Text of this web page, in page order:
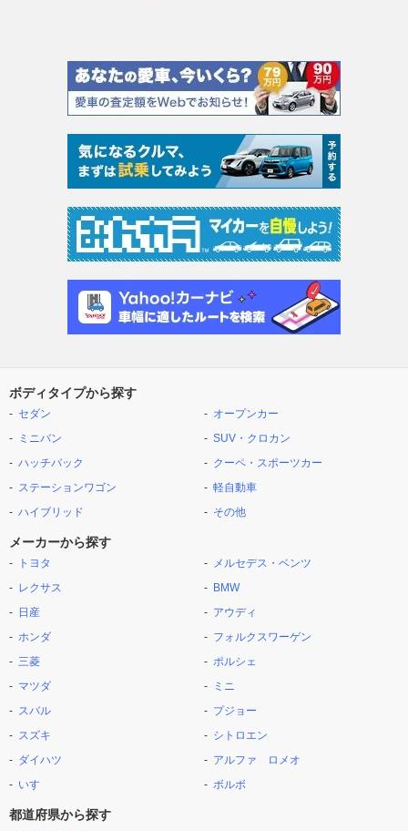
ボディタイプから探す
セダン
ミニバン
ハッチバック
ステーションワゴン
ハイブリッド
オープンカー
SUV・クロカン
クーペ・スポーツカー
軽自動車
その他
メーカーから探す
トヨタ
レクサス
日産
ホンダ
三菱
マツダ
スバル
スズキ
ダイハツ
いすゞ
メルセデス・ベンツ
BMW
アウディ
フォルクスワーゲン
ポルシェ
ミニ
プジョー
シトロエン
アルファ ロメオ
ボルボ
都道府県から探す